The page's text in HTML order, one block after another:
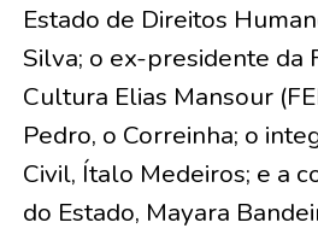
Estado de Direitos
Silva; o ex-presidente da
Cultura Elias Mansour
Pedro, o Correinha; o
Civil, Ítalo Medeiros; e a
do Estado, Mayara